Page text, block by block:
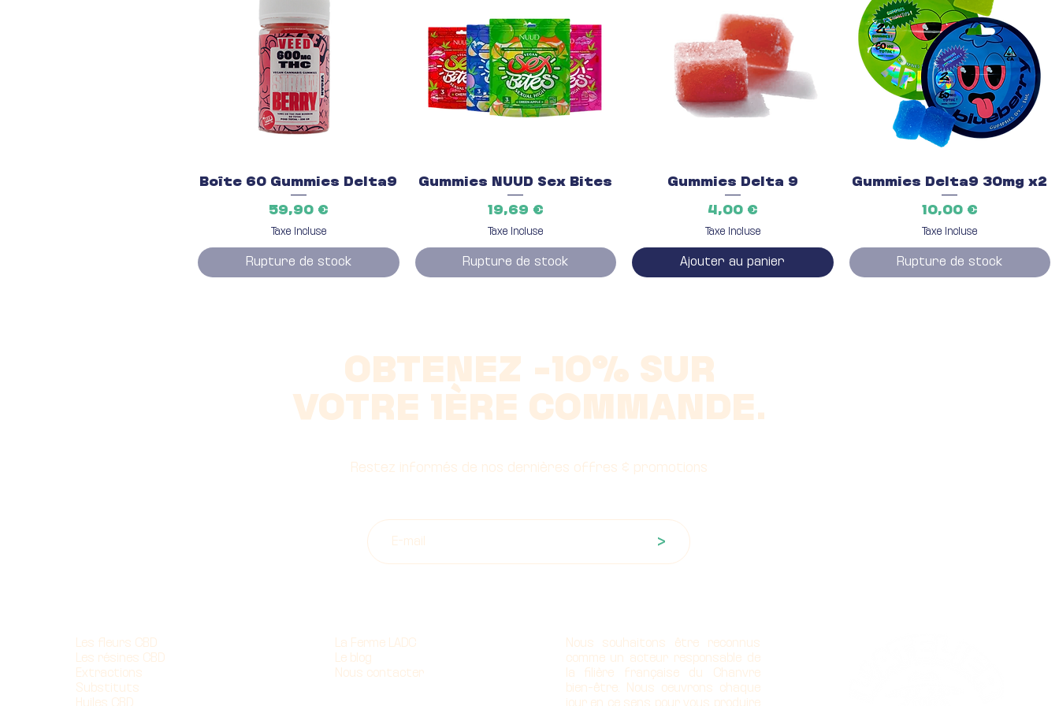
Aperçu rapide
Boîte 60 Gummies Delta9
Prix
59,90 €
Taxe Incluse
Rupture de stock
Aperçu rapide
Gummies NUUD Sex Bites
Prix
19,69 €
Taxe Incluse
Rupture de stock
Aperçu rapide
Gummies Delta 9
Prix
4,00 €
Taxe Incluse
Ajouter au panier
Aperçu rapide
Gummies Delta9 30mg x2
Prix
10,00 €
Taxe Incluse
Rupture de stock
OBTENEZ -10% SUR
VOTRE 1ÈRE COMMANDE.
Restez informés de nos dernières offres & promotions
>
Les fleurs CBD
Les résines CBD
Extractions
Substituts
Huiles CBD
La Ferme LADC
Le blog
Nous contacter
Nous souhaitons être reconnus
comme un acteur responsable de
la filière française du Chanvre
bien-être. Nous oeuvrons chaque
jour en ce sens pour vous produire